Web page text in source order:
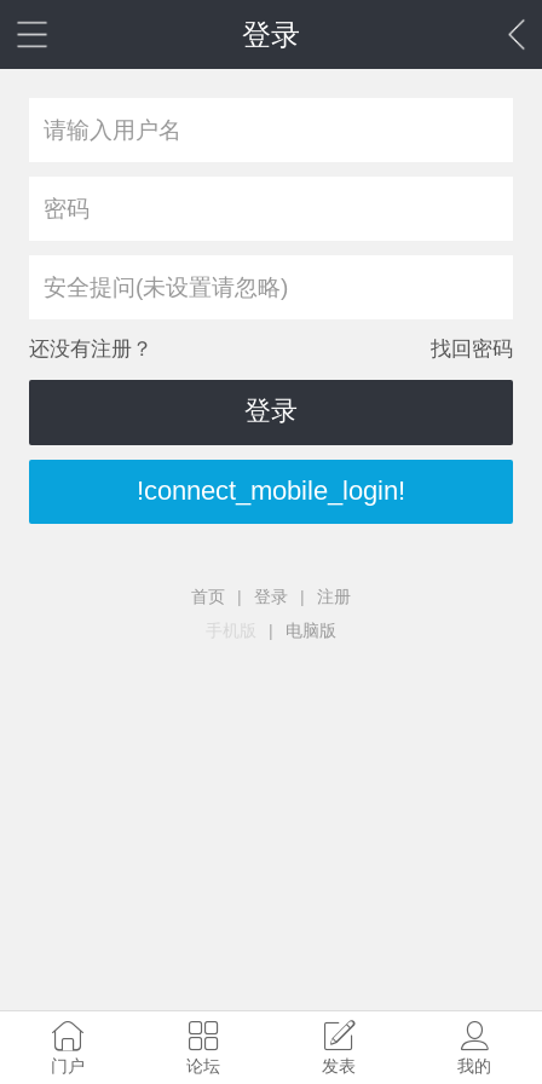
登录
安全提问(未设置请忽略)
还没有注册？ 找回密码
登录
!connect_mobile_login!
首页 | 登录 |
注册
手机版
| 电脑版
门户 论坛 发表 我的